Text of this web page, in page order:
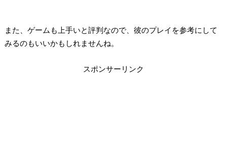
また、ゲームも上手いと評判なので、彼のプレイを参考にして
みるのもいいかもしれませんね。
スポンサーリンク